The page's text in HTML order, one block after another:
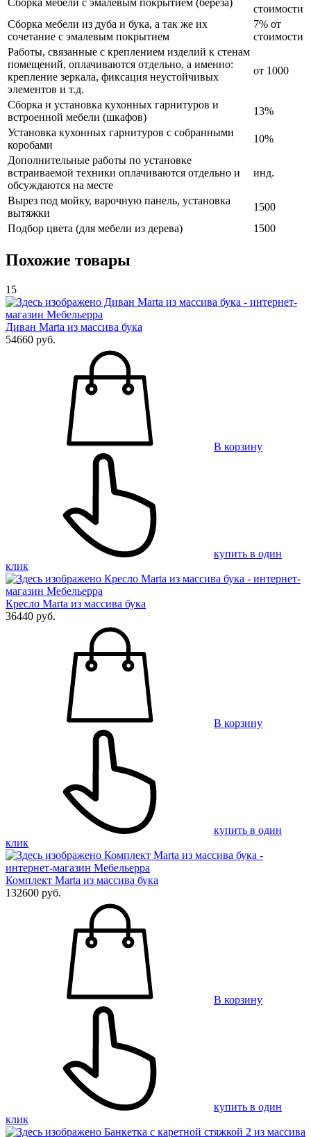
стоимости
Сборка мебели из дуба и бука, а так же их
сочетание с эмалевым покрытием
7% от
стоимости
Работы, связанные с креплением изделий к стенам
помещений, оплачиваются отдельно, а именно:
крепление зеркала, фиксация неустойчивых
элементов и т.д.
от 1000
Сборка и установка кухонных гарнитуров и
встроенной мебели (шкафов)
13%
Установка кухонных гарнитуров с собранными
коробами
10%
Дополнительные работы по установке
встраиваемой техники оплачиваются отдельно и
обсуждаются на месте
инд.
Вырез под мойку, варочную панель, установка
вытяжки
1500
Подбор цвета (для мебели из дерева)
1500
Похожие товары
15
Диван Marta из массива бука
54660 руб.
В корзину
купить в один
клик
Кресло Marta из массива бука
36440 руб.
В корзину
купить в один
клик
Комплект Marta из массива бука
132600 руб.
В корзину
купить в один
клик